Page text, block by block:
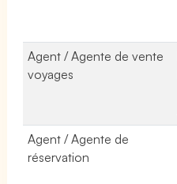
Agent / Agente de vente
voyages
Agent / Agente de
réservation